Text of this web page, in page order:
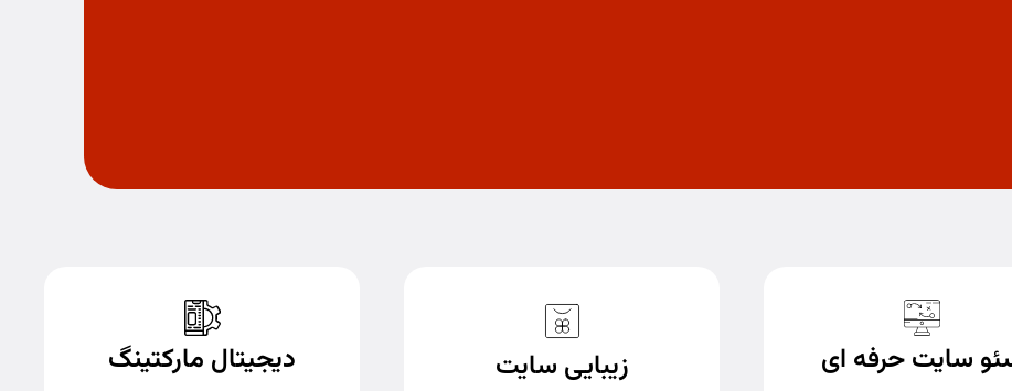
سایت حرفه ای زیبایی سایت دیجیتال مارکتینگ